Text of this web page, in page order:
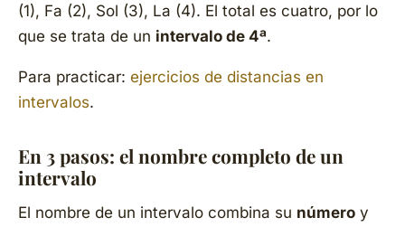
(1), Fa (2), Sol (3), La (4). El total es cuatro, por lo
que se trata de un intervalo de 4ª.
Para practicar: ejercicios de distancias en
intervalos.
En 3 pasos: el nombre completo de un
intervalo
El nombre de un intervalo combina su número y